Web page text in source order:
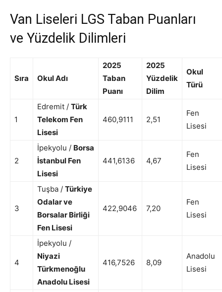
Van Liseleri LGS Taban Puanları
ve Yüzdelik Dilimleri
Sıra Okul Adı
2025
Taban
Puanı
2025
Yüzdelik
Dilim
Okul
Türü
1
Edremit / Türk
Telekom Fen
Lisesi
460,9111 2,51
Fen
Lisesi
2
İpekyolu / Borsa
İstanbul Fen
Lisesi
441,6136 4,67
Fen
Lisesi
3
Tuşba / Türkiye
Odalar ve
Borsalar Birliği
Fen Lisesi
422,9046 7,20
Fen
Lisesi
4
İpekyolu /
Niyazi
Türkmenoğlu
Anadolu Lisesi
416,7526 8,09
Anadolu
Lisesi